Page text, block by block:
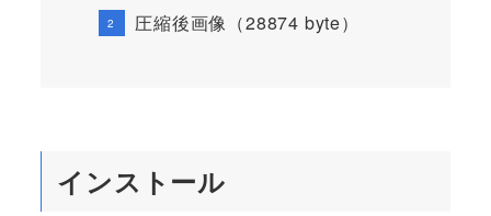
圧縮後画像（28874 byte）
インストール